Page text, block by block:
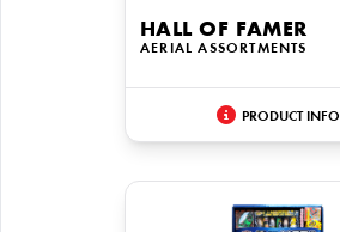
HALL OF FAMER
AERIAL ASSORTMENTS
PRODUCT INFO